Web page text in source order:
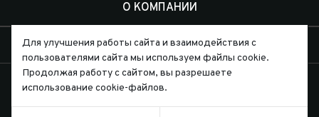
О КОМПАНИИ
КОНТАКТЫ
Для улучшения работы сайта и взаимодействия с
пользователями сайта мы используем файлы cookie.
Продолжая работу с сайтом, вы разрешаете
использование cookie-файлов.